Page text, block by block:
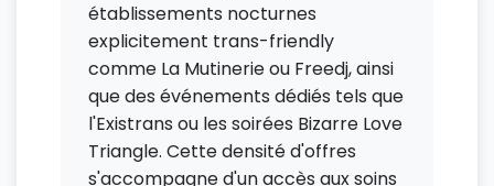
établissements nocturnes
explicitement trans-friendly
comme La Mutinerie ou Freedj, ainsi
que des événements dédiés tels que
l'Existrans ou les soirées Bizarre Love
Triangle. Cette densité d'offres
s'accompagne d'un accès aux soins